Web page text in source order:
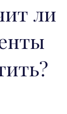
ли